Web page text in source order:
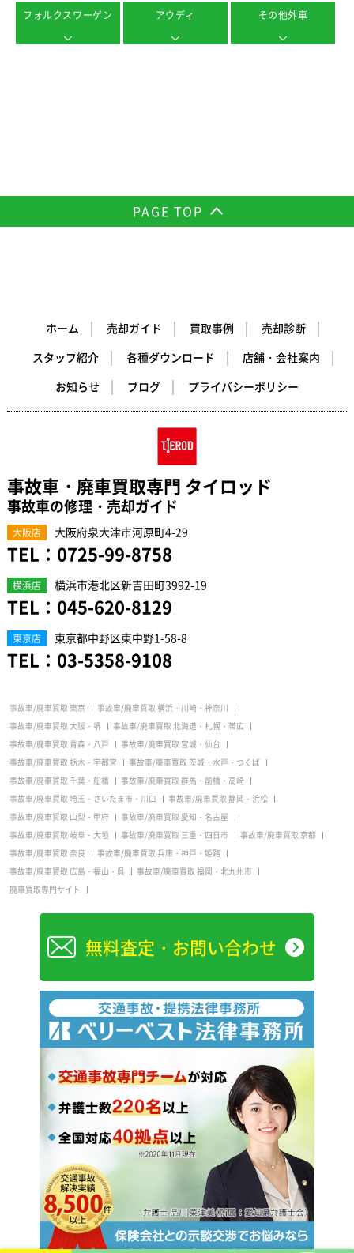
フォルクスワーゲン アウディ その他外車
PAGE TOP
ホーム 売却ガイド 買取事例
売却診断
スタッフ紹介
各種ダウンロード
店舗・会社案内
お知らせ
ブログ プライバシーポリシー
事故車・廃車買取専門 タイロッド
事故車の修理・売却ガイド
大阪店 大阪府泉大津市河原町4-29
TEL： 0725-99-8758
横浜店 横浜市港北区新吉田町3992-19
TEL： 045-620-8129
東京店 東京都中野区東中野1-58-8
TEL： 03-5358-9108
事故車/廃車買取 東京
事故車/廃車買取 横浜・川崎・神奈川
事故車/廃車買取 大阪・堺
事故車/廃車買取 北海道・札幌・帯広
事故車/廃車買取 青森・八戸
事故車/廃車買取 宮城・仙台
事故車/廃車買取 栃木・宇都宮
事故車/廃車買取 茨城・水戸・つくば
事故車/廃車買取 千葉・船橋
事故車/廃車買取 群馬・前橋・高崎
事故車/廃車買取 埼玉・さいたま市・川口
事故車/廃車買取 静岡・浜松
事故車/廃車買取 山梨・甲府
事故車/廃車買取 愛知・名古屋
事故車/廃車買取 岐阜・大垣
事故車/廃車買取 三重・四日市
事故車/廃車買取 京都
事故車/廃車買取 奈良
事故車/廃車買取 兵庫・神戸・姫路
事故車/廃車買取 広島・福山・呉
事故車/廃車買取 福岡・北九州市
廃車買取専門サイト
無料査定・お問い合わせ